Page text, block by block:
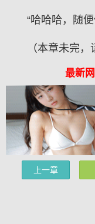
“哈哈哈，随
（本章未完
最新
上一章